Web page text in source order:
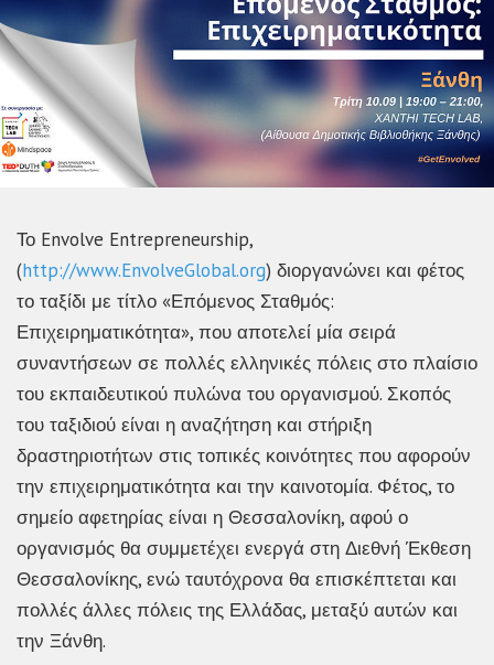
Το Envolve Entrepreneurship,
(http://www.EnvolveGlobal.org) διοργανώνει και φέτος
το ταξίδι με τίτλο «Επόμενος Σταθμός:
Επιχειρηματικότητα», που αποτελεί μία σειρά
συναντήσεων σε πολλές ελληνικές πόλεις στο πλαίσιο
του εκπαιδευτικού πυλώνα του οργανισμού. Σκοπός
του ταξιδιού είναι η αναζήτηση και στήριξη
δραστηριοτήτων στις τοπικές κοινότητες που αφορούν
την επιχειρηματικότητα και την καινοτομία. Φέτος, το
σημείο αφετηρίας είναι η Θεσσαλονίκη, αφού ο
οργανισμός θα συμμετέχει ενεργά στη Διεθνή Έκθεση
Θεσσαλονίκης, ενώ ταυτόχρονα θα επισκέπτεται και
πολλές άλλες πόλεις της Ελλάδας, μεταξύ αυτών και
την Ξάνθη.